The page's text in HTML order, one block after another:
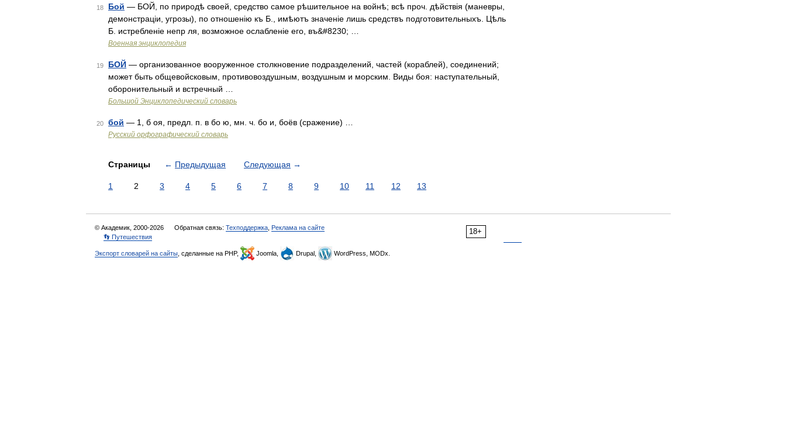
18 Бой — БОЙ, по природѣ своей, средство самое рѣшительное на войнѣ; всѣ проч. дѣйствія (маневры,
демонстраціи, угрозы), по отношенію къ Б., имѣютъ значеніе лишь средствъ подготовительныхъ. Цѣль
Б. истребленіе непр ля, возможное ослабленіе его, въ&#8230; …
Военная энциклопедия
19 БОЙ — организованное вооруженное столкновение подразделений, частей (кораблей), соединений;
может быть общевойсковым, противовоздушным, воздушным и морским. Виды боя: наступательный,
оборонительный и встречный …
Большой Энциклопедический словарь
20 бой — 1, б оя, предл. п. в бо ю, мн. ч. бо и, боёв (сражение) …
Русский орфографический словарь
Страницы ← Предыдущая Следующая →
1 2 3 4 5 6 7 8 9 10 11 12 13
18+
© Академик, 2000-2026 Обратная связь: Техподдержка Реклама на сайте
👣 Путешествия
Экспорт словарей на сайты , сделанные на PHP, Joomla, Drupal, WordPress, MODx.